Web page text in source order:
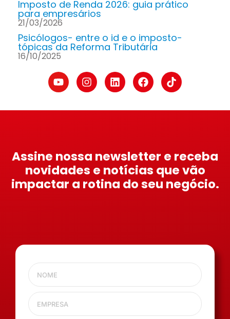
Imposto de Renda 2026: guia prático
para empresários
21/03/2026
Psicólogos- entre o id e o imposto-
tópicas da Reforma Tributária
16/10/2025
Assine nossa newsletter e receba
novidades e notícias que vão
impactar a rotina do seu negócio.